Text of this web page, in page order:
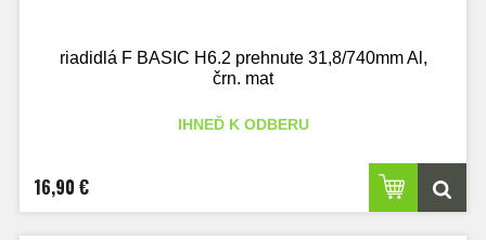
riadidlá F BASIC H6.2 prehnute 31,8/740mm Al,
črn. mat
IHNEĎ K ODBERU
16,90 €